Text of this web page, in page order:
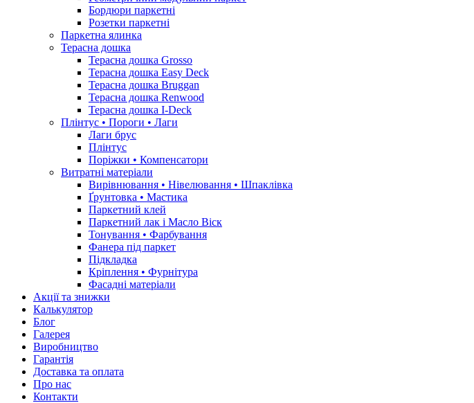
Бордюри паркетні
Розетки паркетні
Паркетна ялинка
Терасна дошка
Терасна дошка Grosso
Терасна дошка Easy Deck
Терасна дошка Bruggan
Терасна дошка Renwood
Терасна дошка I-Deck
Плінтус • Пороги • Лаги
Лаги брус
Плінтус
Поріжки • Компенсатори
Витратні матеріали
Вирівнювання • Нівелювання • Шпаклівка
Ґрунтовкa • Мастика
Паркетний клей
Паркетний лак і Масло Віск
Тонування • Фарбування
Фанера під паркет
Підкладка
Кріплення • Фурнітура
Фасадні матеріали
Акції та знижки
Калькулятор
Блог
Галерея
Виробництво
Гарантія
Доставка та оплата
Про нас
Контакти